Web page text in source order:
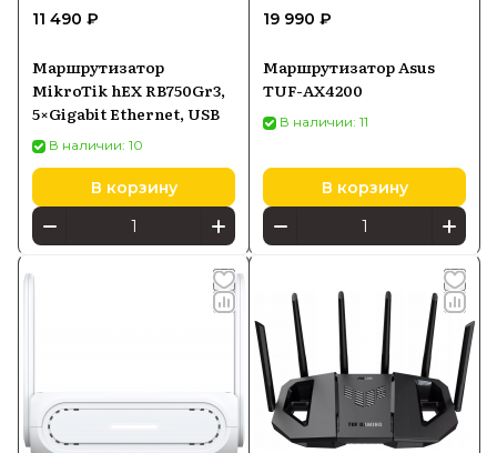
11 490 ₽
Маршрутизатор
MikroTik hEX RB750Gr3,
5×Gigabit Ethernet, USB
В наличии: 10
В корзину
19 990 ₽
Маршрутизатор Asus
TUF-AX4200
В наличии: 11
В корзину